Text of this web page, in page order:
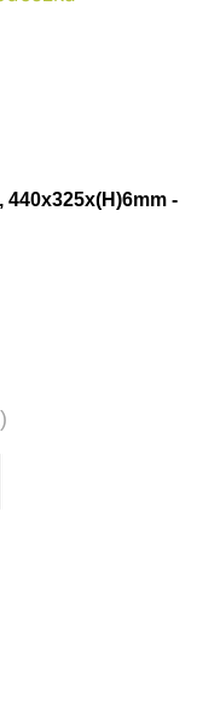
440x325x(H)6mm -